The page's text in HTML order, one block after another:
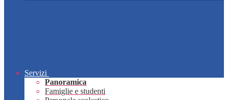
Servizi
Panoramica
Famiglie e studenti